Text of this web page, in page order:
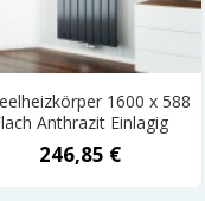
1600 x 588
Anthrazit Einlagig
246,85 €